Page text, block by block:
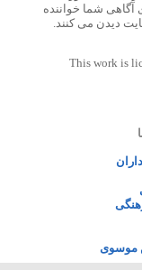
آگاهی شما خواننده
This work is
موسوی